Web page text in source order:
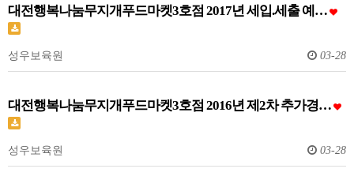
대전행복나눔무지개푸드마켓3호점 2017년 세입.세출 예…
성우보육원 03-28
대전행복나눔무지개푸드마켓3호점 2016년 제2차 추가경…
성우보육원 03-28